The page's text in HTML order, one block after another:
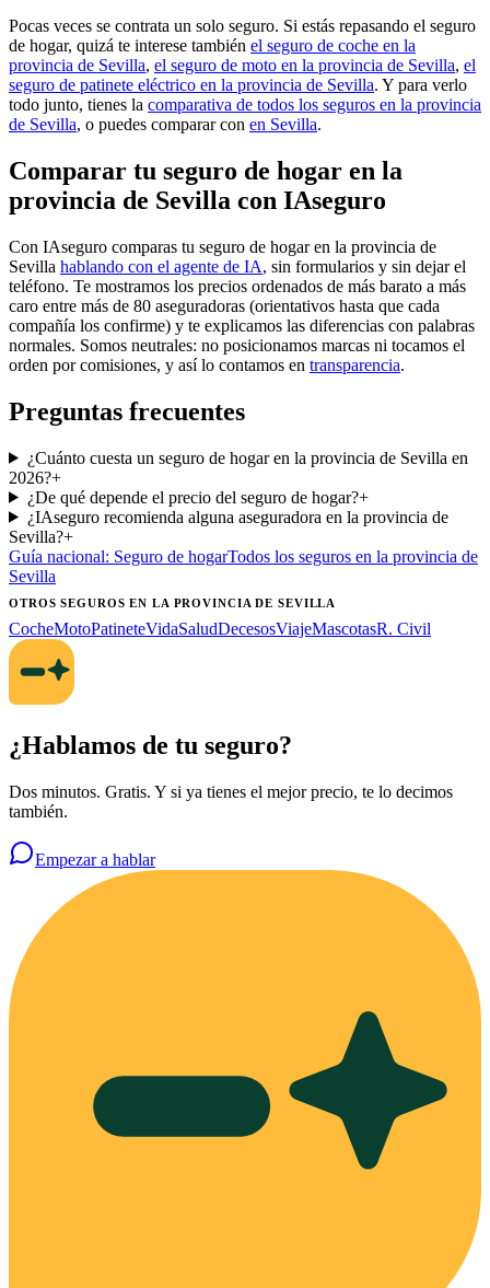
Pocas veces se contrata un solo seguro. Si estás repasando el seguro
de hogar, quizá te interese también el seguro de coche en la
provincia de Sevilla, el seguro de moto en la provincia de Sevilla, el
seguro de patinete eléctrico en la provincia de Sevilla. Y para verlo
todo junto, tienes la comparativa de todos los seguros en la provincia
de Sevilla, o puedes comparar con en Sevilla.
Comparar tu seguro de hogar en la
provincia de Sevilla con IAseguro
Con IAseguro comparas tu seguro de hogar en la provincia de
Sevilla hablando con el agente de IA, sin formularios y sin dejar el
teléfono. Te mostramos los precios ordenados de más barato a más
caro entre más de 80 aseguradoras (orientativos hasta que cada
compañía los confirme) y te explicamos las diferencias con palabras
normales. Somos neutrales: no posicionamos marcas ni tocamos el
orden por comisiones, y así lo contamos en transparencia.
Preguntas frecuentes
¿Cuánto cuesta un seguro de hogar en la provincia de Sevilla en
2026?+
¿De qué depende el precio del seguro de hogar?+
¿IAseguro recomienda alguna aseguradora en la provincia de
Sevilla?+
Guía nacional: Seguro de hogarTodos los seguros en la provincia de
Sevilla
OTROS SEGUROSEN LA PROVINCIA DE SEVILLA
CocheMotoPatineteVidaSaludDecesosViajeMascotasR. Civil
¿Hablamos de tu seguro?
Dos minutos. Gratis. Y si ya tienes el mejor precio, te lo decimos
también.
Empezar a hablar